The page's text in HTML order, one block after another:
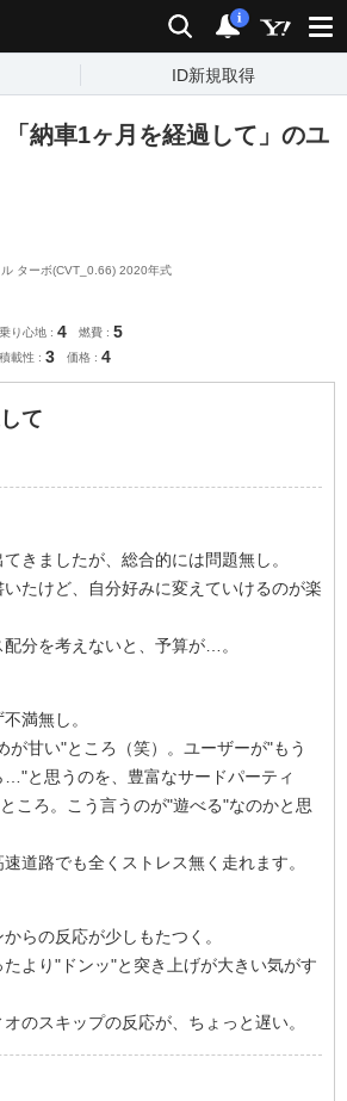
検索 通知
i
ID新規取得
納車1ヶ月を経過して」のユ
ターボ(CVT_0.66) 2020年式
乗り心地 4 燃費 5
積載性 3 価格 4
て
きましたが、総合的には問題無し。
たけど、自分好みに変えていけるのが楽
分を考えないと、予算が…。
満無し。
が甘い"ところ（笑）。ユーザーが"もう
…"と思うのを、豊富なサードパーティ
ころ。こう言うのが"遊べる"なのかと思
道路でも全くストレス無く走れます。
らの反応が少しもたつく。
より"ドンッ"と突き上げが大きい気がす
のスキップの反応が、ちょっと遅い。